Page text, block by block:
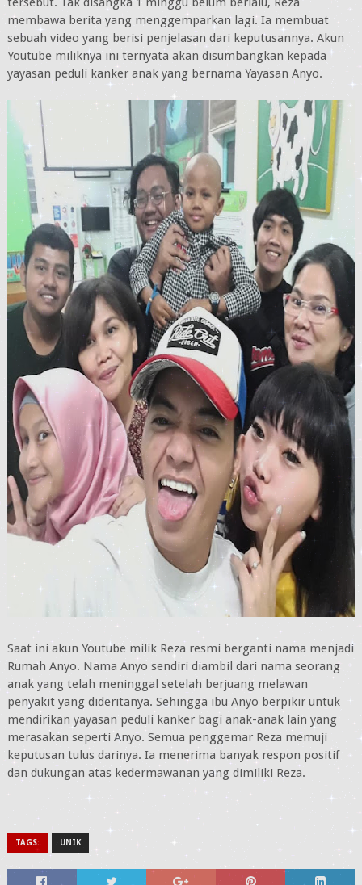
membawa berita yang menggemparkan lagi. Ia membuat
sebuah video yang berisi penjelasan dari keputusannya. Akun
Youtube miliknya ini ternyata akan disumbangkan kepada
yayasan peduli kanker anak yang bernama Yayasan Anyo.
Saat ini akun Youtube milik Reza resmi berganti nama menjadi
Rumah Anyo. Nama Anyo sendiri diambil dari nama seorang
anak yang telah meninggal setelah berjuang melawan
penyakit yang dideritanya. Sehingga ibu Anyo berpikir untuk
mendirikan yayasan peduli kanker bagi anak-anak lain yang
merasakan seperti Anyo. Semua penggemar Reza memuji
keputusan tulus darinya. Ia menerima banyak respon positif
dan dukungan atas kedermawanan yang dimiliki Reza.
TAGS: UNIK